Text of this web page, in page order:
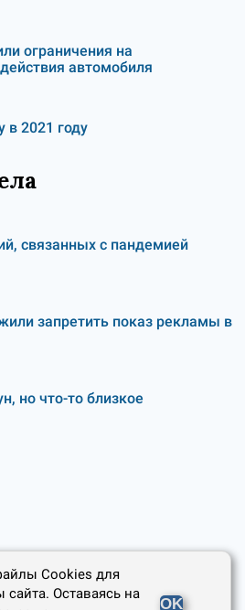
ограничения на
автомобиля
в 2021 году
связанных с пандемией
запретить показ рекламы в
но что-то близкое
Cookies для
сайта. Оставаясь на
OK